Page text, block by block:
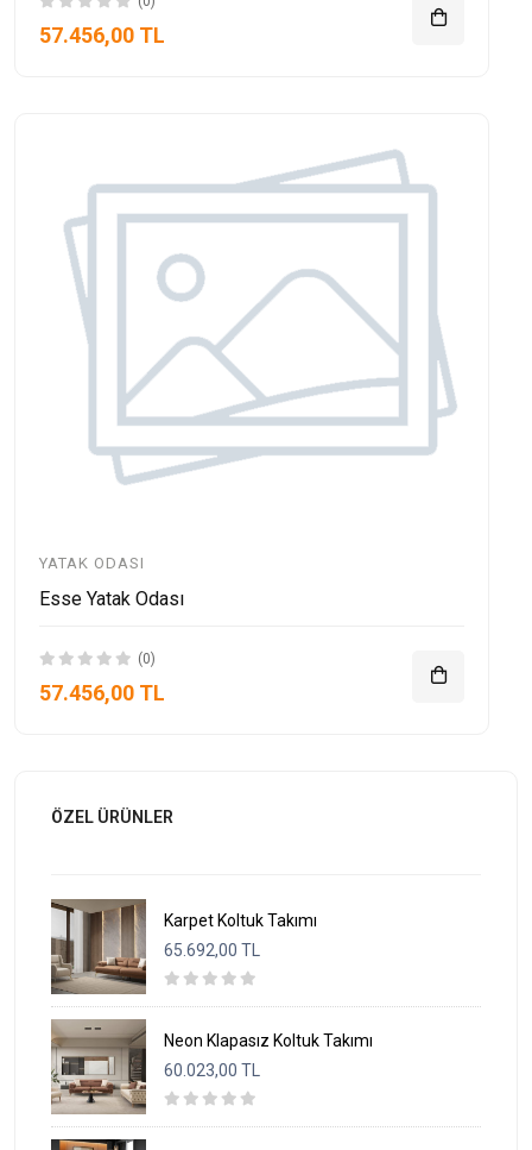
57.456,00 TL
YATAK ODASI
Esse Yatak Odası
(0)
57.456,00 TL
ÖZEL ÜRÜNLER
Karpet Koltuk Takımı
65.692,00 TL
Neon Klapasız Koltuk Takımı
60.023,00 TL